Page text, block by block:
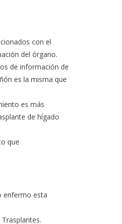
con el
del órgano.
de información de
es la misma que
es más
de hígado
que
enfermo esta